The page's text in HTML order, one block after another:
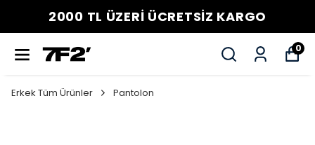
2000 TL ÜZERİ ÜCRETSİZ KARGO
0
Erkek Tüm Ürünler Pantolon